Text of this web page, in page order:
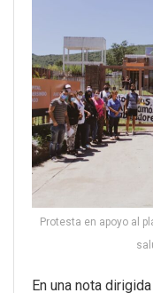
Protesta en apoyo al
En una nota